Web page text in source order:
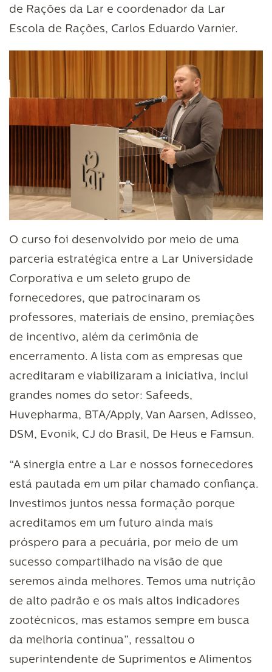
de Rações da Lar e coordenador da Lar
Escola de Rações, Carlos Eduardo Varnier.
O curso foi desenvolvido por meio de uma
parceria estratégica entre a Lar Universidade
Corporativa e um seleto grupo de
fornecedores, que patrocinaram os
professores, materiais de ensino, premiações
de incentivo, além da cerimônia de
encerramento. A lista com as empresas que
acreditaram e viabilizaram a iniciativa, inclui
grandes nomes do setor: Safeeds,
Huvepharma, BTA/Apply, Van Aarsen, Adisseo,
DSM, Evonik, CJ do Brasil, De Heus e Famsun.
“A sinergia entre a Lar e nossos fornecedores
está pautada em um pilar chamado confiança.
Investimos juntos nessa formação porque
acreditamos em um futuro ainda mais
próspero para a pecuária, por meio de um
sucesso compartilhado na visão de que
seremos ainda melhores. Temos uma nutrição
de alto padrão e os mais altos indicadores
zootécnicos, mas estamos sempre em busca
da melhoria contínua”, ressaltou o
superintendente de Suprimentos e Alimentos